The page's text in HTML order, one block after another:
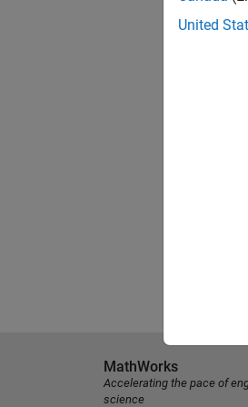
United
MathWorks
Accelerating the pace of
science